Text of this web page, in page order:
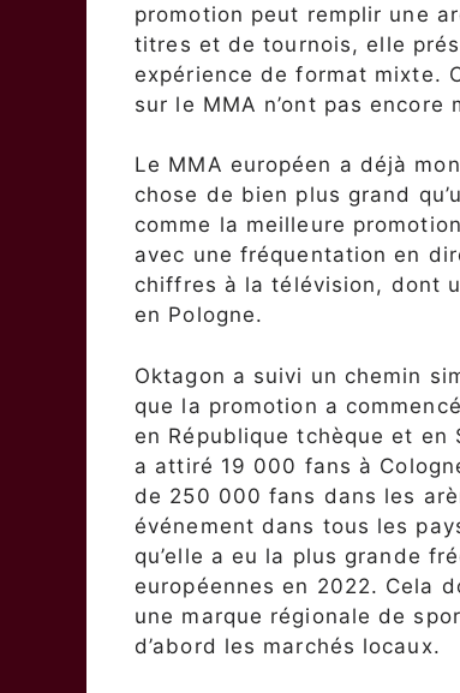
promotion peut remplir une
titres et de tournois, elle
expérience de format mixte.
sur le MMA n’ont pas
Le MMA européen a déjà
chose de bien plus grand
comme la meilleure
avec une fréquentation en
chiffres à la télévision, dont
en Pologne.
Oktagon a suivi un chemin
que la promotion a
en République tchèque et en
a attiré 19 000 fans à
de 250 000 fans dans les
événement dans tous les
qu’elle a eu la plus grande
européennes en 2022. Cela
une marque régionale de
d’abord les marchés locaux.